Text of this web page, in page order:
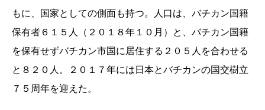
もに、国家としての側面も持つ。人口は、バチカン国籍
保有者６１５人（２０１８年１０月）と、バチカン国籍
を保有せずバチカン市国に居住する２０５人を合わせる
と８２０人。２０１７年には日本とバチカンの国交樹立
７５周年を迎えた。